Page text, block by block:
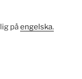
påengelska.